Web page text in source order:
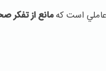
است كهمانع از تفكر